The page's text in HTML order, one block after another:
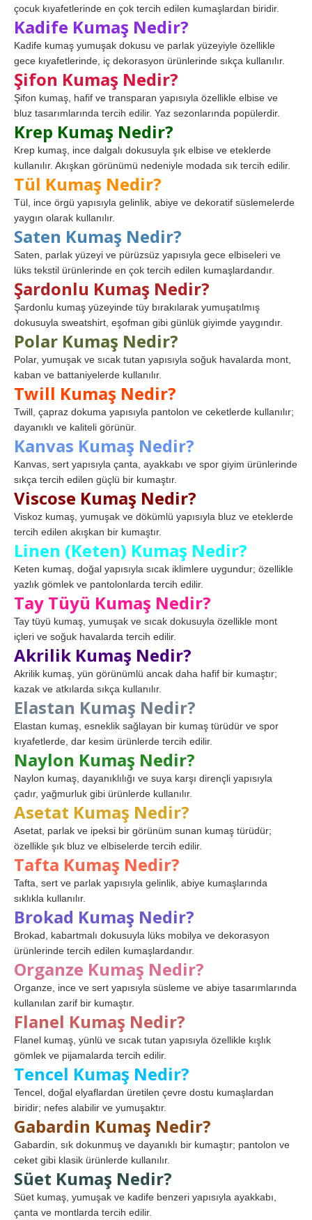
çocuk kıyafetlerinde en çok tercih edilen kumaşlardan biridir.
Kadife Kumaş Nedir?
Kadife kumaş yumuşak dokusu ve parlak yüzeyiyle özellikle
gece kıyafetlerinde, iç dekorasyon ürünlerinde sıkça kullanılır.
Şifon Kumaş Nedir?
Şifon kumaş, hafif ve transparan yapısıyla özellikle elbise ve
bluz tasarımlarında tercih edilir. Yaz sezonlarında popülerdir.
Krep Kumaş Nedir?
Krep kumaş, ince dalgalı dokusuyla şık elbise ve eteklerde
kullanılır. Akışkan görünümü nedeniyle modada sık tercih edilir.
Tül Kumaş Nedir?
Tül, ince örgü yapısıyla gelinlik, abiye ve dekoratif süslemelerde
yaygın olarak kullanılır.
Saten Kumaş Nedir?
Saten, parlak yüzeyi ve pürüzsüz yapısıyla gece elbiseleri ve
lüks tekstil ürünlerinde en çok tercih edilen kumaşlardandır.
Şardonlu Kumaş Nedir?
Şardonlu kumaş yüzeyinde tüy bırakılarak yumuşatılmış
dokusuyla sweatshirt, eşofman gibi günlük giyimde yaygındır.
Polar Kumaş Nedir?
Polar, yumuşak ve sıcak tutan yapısıyla soğuk havalarda mont,
kaban ve battaniyelerde kullanılır.
Twill Kumaş Nedir?
Twill, çapraz dokuma yapısıyla pantolon ve ceketlerde kullanılır;
dayanıklı ve kaliteli görünür.
Kanvas Kumaş Nedir?
Kanvas, sert yapısıyla çanta, ayakkabı ve spor giyim ürünlerinde
sıkça tercih edilen güçlü bir kumaştır.
Viscose Kumaş Nedir?
Viskoz kumaş, yumuşak ve dökümlü yapısıyla bluz ve eteklerde
tercih edilen akışkan bir kumaştır.
Linen (Keten) Kumaş Nedir?
Keten kumaş, doğal yapısıyla sıcak iklimlere uygundur; özellikle
yazlık gömlek ve pantolonlarda tercih edilir.
Tay Tüyü Kumaş Nedir?
Tay tüyü kumaş, yumuşak ve sıcak dokusuyla özellikle mont
içleri ve soğuk havalarda tercih edilir.
Akrilik Kumaş Nedir?
Akrilik kumaş, yün görünümlü ancak daha hafif bir kumaştır;
kazak ve atkılarda sıkça kullanılır.
Elastan Kumaş Nedir?
Elastan kumaş, esneklik sağlayan bir kumaş türüdür ve spor
kıyafetlerde, dar kesim ürünlerde tercih edilir.
Naylon Kumaş Nedir?
Naylon kumaş, dayanıklılığı ve suya karşı dirençli yapısıyla
çadır, yağmurluk gibi ürünlerde kullanılır.
Asetat Kumaş Nedir?
Asetat, parlak ve ipeksi bir görünüm sunan kumaş türüdür;
özellikle şık bluz ve elbiselerde tercih edilir.
Tafta Kumaş Nedir?
Tafta, sert ve parlak yapısıyla gelinlik, abiye kumaşlarında
sıklıkla kullanılır.
Brokad Kumaş Nedir?
Brokad, kabartmalı dokusuyla lüks mobilya ve dekorasyon
ürünlerinde tercih edilen kumaşlardandır.
Organze Kumaş Nedir?
Organze, ince ve sert yapısıyla süsleme ve abiye tasarımlarında
kullanılan zarif bir kumaştır.
Flanel Kumaş Nedir?
Flanel kumaş, yünlü ve sıcak tutan yapısıyla özellikle kışlık
gömlek ve pijamalarda tercih edilir.
Tencel Kumaş Nedir?
Tencel, doğal elyaflardan üretilen çevre dostu kumaşlardan
biridir; nefes alabilir ve yumuşaktır.
Gabardin Kumaş Nedir?
Gabardin, sık dokunmuş ve dayanıklı bir kumaştır; pantolon ve
ceket gibi klasik ürünlerde kullanılır.
Süet Kumaş Nedir?
Süet kumaş, yumuşak ve kadife benzeri yapısıyla ayakkabı,
çanta ve montlarda tercih edilir.